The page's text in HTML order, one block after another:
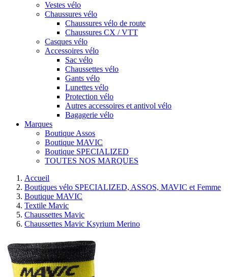
Vestes vélo
Chaussures vélo
Chaussures vélo de route
Chaussures CX / VTT
Casques vélo
Accessoires vélo
Sac vélo
Chaussettes vélo
Gants vélo
Lunettes vélo
Protection vélo
Autres accessoires et antivol vélo
Bagagerie vélo
Marques
Boutique Assos
Boutique MAVIC
Boutique SPECIALIZED
TOUTES NOS MARQUES
Accueil
Boutiques vélo SPECIALIZED, ASSOS, MAVIC et Femme
Boutique MAVIC
Textile Mavic
Chaussettes Mavic
Chaussettes Mavic Ksyrium Merino